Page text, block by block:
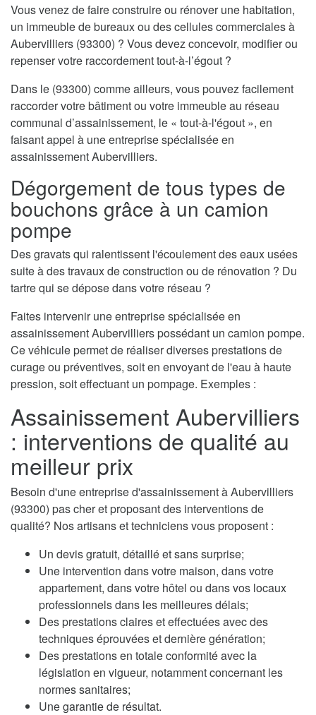
Vous venez de faire construire ou rénover une habitation,
un immeuble de bureaux ou des cellules commerciales à
Aubervilliers (93300) ? Vous devez concevoir, modifier ou
repenser votre raccordement tout-à-l’égout ?
Dans le (93300) comme ailleurs, vous pouvez facilement
raccorder votre bâtiment ou votre immeuble au réseau
communal d’assainissement, le « tout-à-l'égout », en
faisant appel à une entreprise spécialisée en
assainissement Aubervilliers.
Dégorgement de tous types de
bouchons grâce à un camion
pompe
Des gravats qui ralentissent l'écoulement des eaux usées
suite à des travaux de construction ou de rénovation ? Du
tartre qui se dépose dans votre réseau ?
Faites intervenir une entreprise spécialisée en
assainissement Aubervilliers possédant un camion pompe.
Ce véhicule permet de réaliser diverses prestations de
curage ou préventives, soit en envoyant de l'eau à haute
pression, soit effectuant un pompage. Exemples :
Assainissement Aubervilliers
: interventions de qualité au
meilleur prix
Besoin d'une entreprise d'assainissement à Aubervilliers
(93300) pas cher et proposant des interventions de
qualité? Nos artisans et techniciens vous proposent :
Un devis gratuit, détaillé et sans surprise;
Une intervention dans votre maison, dans votre
appartement, dans votre hôtel ou dans vos locaux
professionnels dans les meilleures délais;
Des prestations claires et effectuées avec des
techniques éprouvées et dernière génération;
Des prestations en totale conformité avec la
législation en vigueur, notamment concernant les
normes sanitaires;
Une garantie de résultat.